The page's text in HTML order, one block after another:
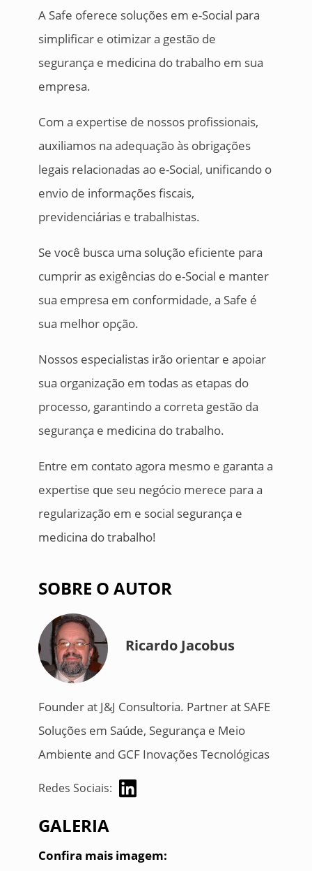
A Safe oferece soluções em e-Social para
simplificar e otimizar a gestão de
segurança e medicina do trabalho em sua
empresa.
Com a expertise de nossos profissionais,
auxiliamos na adequação às obrigações
legais relacionadas ao e-Social, unificando o
envio de informações fiscais,
previdenciárias e trabalhistas.
Se você busca uma solução eficiente para
cumprir as exigências do e-Social e manter
sua empresa em conformidade, a Safe é
sua melhor opção.
Nossos especialistas irão orientar e apoiar
sua organização em todas as etapas do
processo, garantindo a correta gestão da
segurança e medicina do trabalho.
Entre em contato agora mesmo e garanta a
expertise que seu negócio merece para a
regularização em e social segurança e
medicina do trabalho!
SOBRE O AUTOR
Ricardo Jacobus
Founder at J&J Consultoria. Partner at SAFE
Soluções em Saúde, Segurança e Meio
Ambiente and GCF Inovações Tecnológicas
Redes Sociais:
GALERIA
Confira mais imagem: